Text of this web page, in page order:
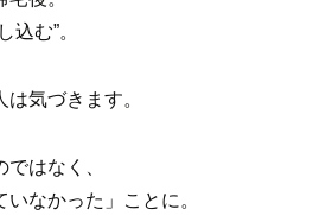
込む”。
気づきます。
ではなく、
いなかった」ことに。